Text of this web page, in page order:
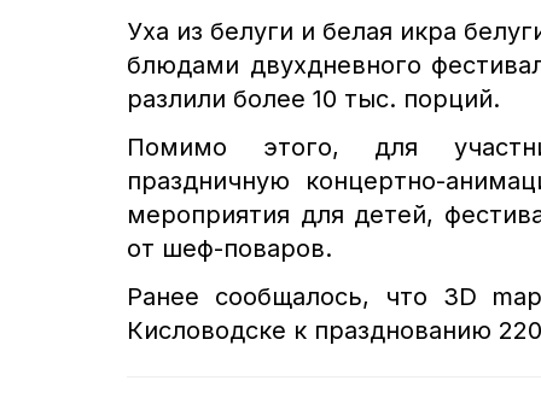
Уха из белуги и белая икра
блюдами двухдневного
разлили более 10 тыс. порций.
Помимо этого, для
праздничную концертно-
мероприятия для детей,
от шеф-поваров.
Ранее сообщалось, что 3D
Кисловодске к празднованию